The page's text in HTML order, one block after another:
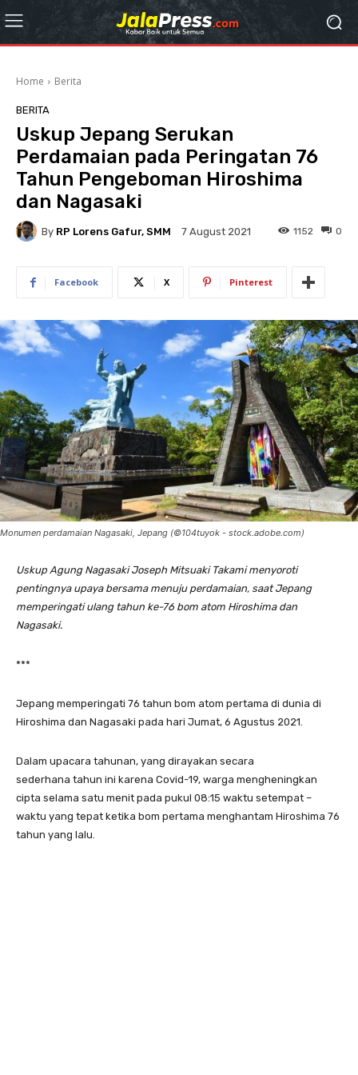
Home Berita
BERITA
Uskup Jepang Serukan
Perdamaian pada Peringatan 76
Tahun Pengeboman Hiroshima
dan Nagasaki
By RP Lorens Gafur, SMM 7 August 2021 0
1152
Facebook X Pinterest
Monumen perdamaian Nagasaki, Jepang (©104tuyok - stock.adobe.com)
Uskup Agung Nagasaki Joseph Mitsuaki Takami menyoroti
pentingnya upaya bersama menuju perdamaian, saat Jepang
memperingati ulang tahun ke-76 bom atom Hiroshima dan
Nagasaki.
***
Jepang memperingati 76 tahun bom atom pertama di dunia di
Hiroshima dan Nagasaki pada hari Jumat, 6 Agustus 2021.
Dalam upacara tahunan, yang dirayakan secara
sederhana tahun ini karena Covid-19, warga mengheningkan
cipta selama satu menit pada pukul 08:15 waktu setempat –
waktu yang tepat ketika bom pertama menghantam Hiroshima 76
tahun yang lalu.